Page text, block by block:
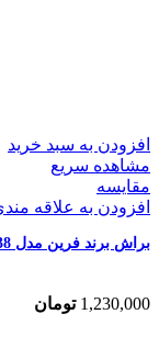
افزودن به سبد خرید
مشاهده سریع
مقایسه
افزودن به علاقه
براش برند فرین مدل M38
1,230,000 تومان